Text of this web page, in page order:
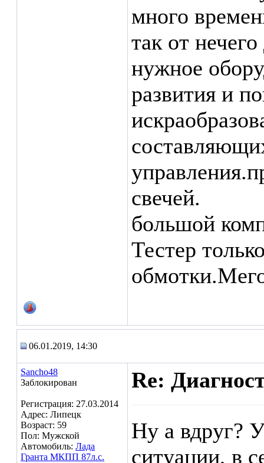
много
так от
нужное
развития и
свечей.
большой
Тестер
06.01.2019, 14:30
Sancho48
Заблокирован
Регистрация: 27.03.2014
Адрес: Липецк
Возраст: 59
Пол: Мужской
Автомобиль: Лада
Гранта МКПП 87л.с.
Re:
Ну а вдруг?
ситуации, в